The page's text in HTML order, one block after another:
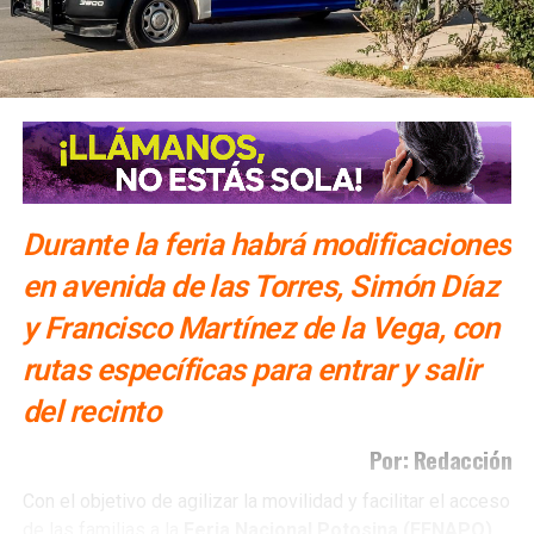
Durante la feria habrá modificaciones
en avenida de las Torres, Simón Díaz
y Francisco Martínez de la Vega, con
rutas específicas para entrar y salir
del recinto
Por: Redacción
Con el objetivo de agilizar la movilidad y facilitar el acceso